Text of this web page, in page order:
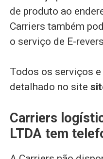
de produto ao
Carriers também
o serviço de E-
Todos os serviços
detalhado no site
Carriers
LTDA tem